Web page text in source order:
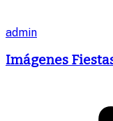
admin
Imágenes